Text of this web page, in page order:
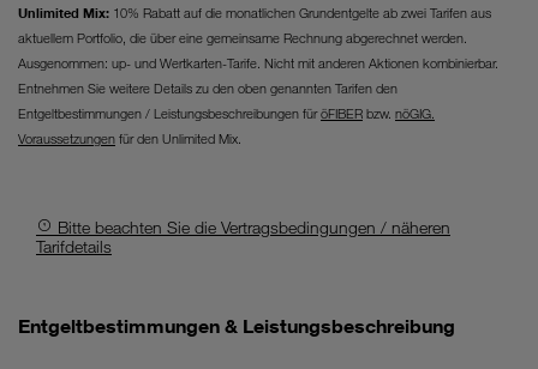
Unlimited Mix: 10% Rabatt auf die monatlichen Grundentgelte ab zwei Tarifen aus
aktuellem Portfolio, die über eine gemeinsame Rechnung abgerechnet werden.
Ausgenommen: up- und Wertkarten-Tarife. Nicht mit anderen Aktionen kombinierbar.
Entnehmen Sie weitere Details zu den oben genannten Tarifen den
Entgeltbestimmungen / Leistungsbeschreibungen füröFIBER bzw. nöGIG.
Voraussetzungen für den Unlimited Mix.
Bitte beachten Sie die Vertragsbedingungen / näheren
Tarifdetails
Entgeltbestimmungen & Leistungsbeschreibung